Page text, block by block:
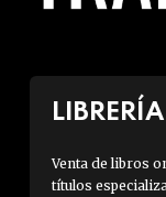
LIBRERÍA
Venta de libros
títulos